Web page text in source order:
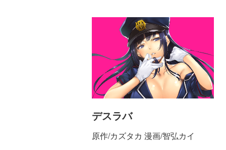
デスラバ
原作/カズタカ 漫画/智弘カイ